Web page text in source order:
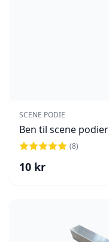
SCENE PODIE
Ben til scene podier
(8)
10 kr